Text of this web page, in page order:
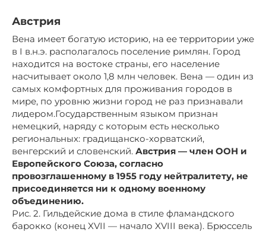
Австрия
Вена имеет богатую историю, на ее территории уже
в I в.н.э. располагалось поселение римлян. Город
находится на востоке страны, его население
насчитывает около 1,8 млн человек. Вена — один из
самых комфортных для проживания городов в
мире, по уровню жизни город не раз признавали
лидером.Государственным языком признан
немецкий, наряду с которым есть несколько
региональных: градищанско-хорватский,
венгерский и словенский. Австрия — член ООН и
Европейского Союза, согласно
провозглашенному в 1955 году нейтралитету, не
присоединяется ни к одному военному
объединению.
Рис. 2. Гильдейские дома в стиле фламандского
барокко (конец XVII — начало XVIII века). Брюссель